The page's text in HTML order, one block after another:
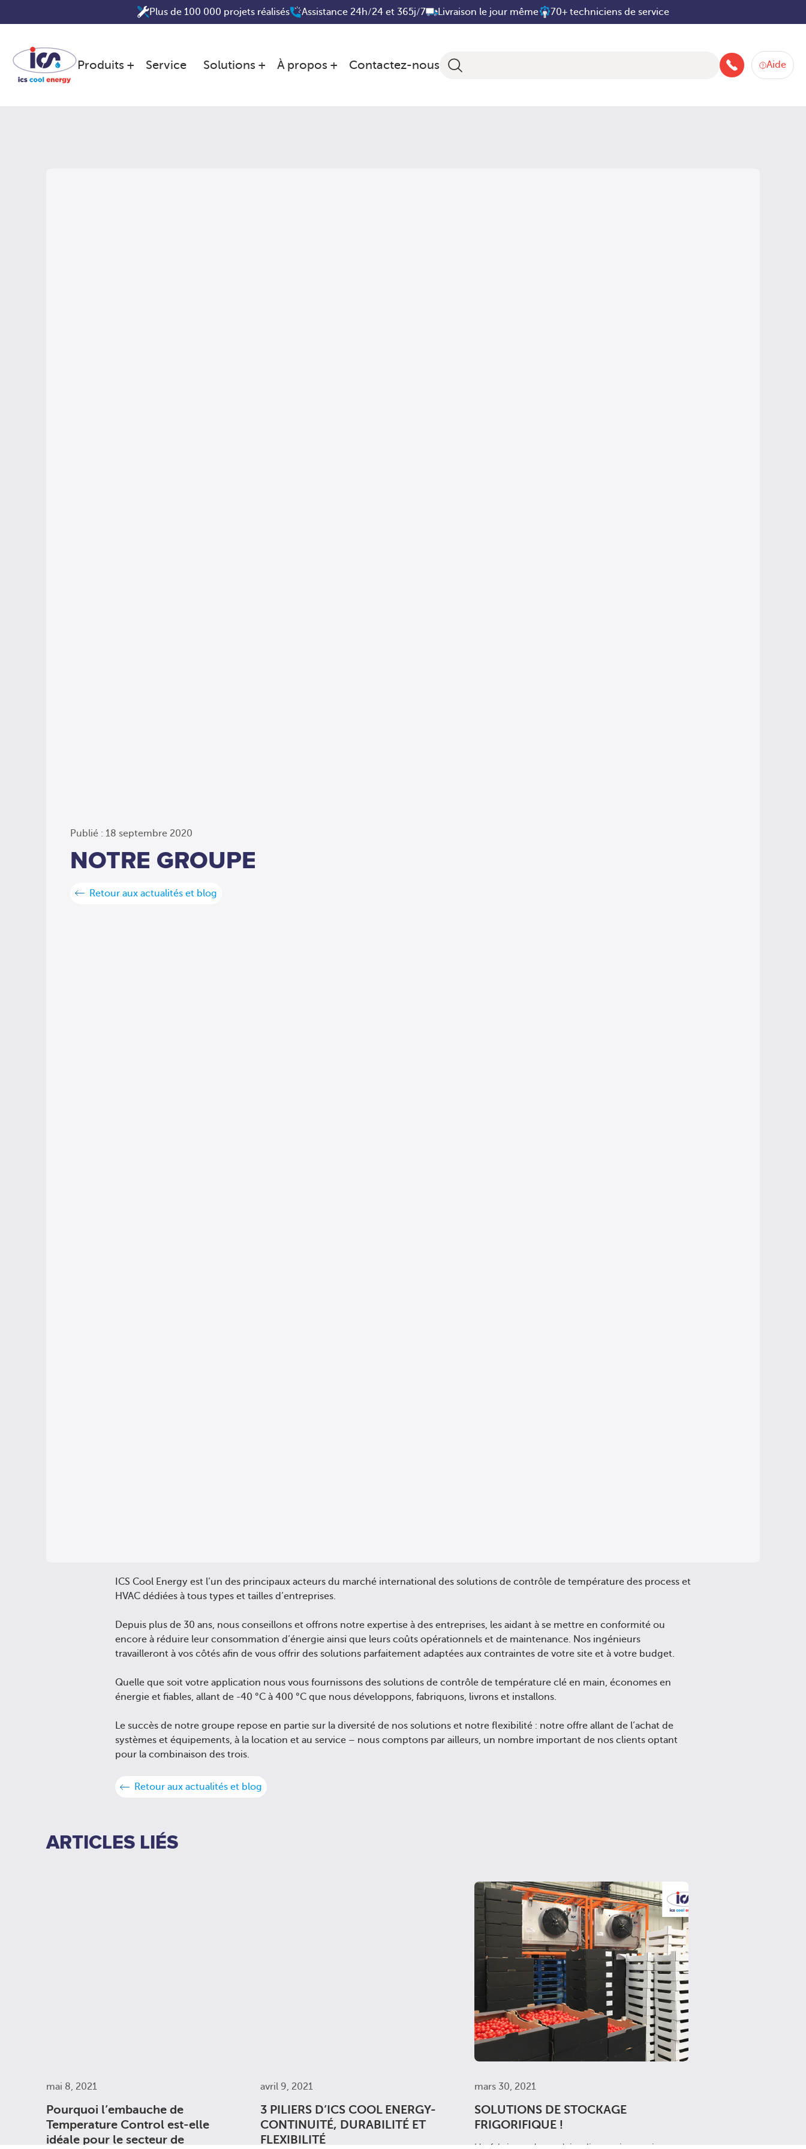
Plus de 100 000 projets réalisés Assistance 24h/24 et 365j/7 Livraison le jour même 70+ techniciens de service
Produits Service Solutions À propos Contactez-nous +33 160 66
Aide
Publié : 18 septembre 2020
NOTRE GROUPE
Retour aux actualités et blog
ICS Cool Energy est l’un des principaux acteurs du marché international des solutions de contrôle de température des process et
HVAC dédiées à tous types et tailles d’entreprises.
Depuis plus de 30 ans, nous conseillons et offrons notre expertise à des entreprises, les aidant à se mettre en conformité ou
encore à réduire leur consommation d’énergie ainsi que leurs coûts opérationnels et de maintenance. Nos ingénieurs
travailleront à vos côtés afin de vous offrir des solutions parfaitement adaptées aux contraintes de votre site et à votre budget.
Quelle que soit votre application nous vous fournissons des solutions de contrôle de température clé en main, économes en
énergie et fiables, allant de -40 °C à 400 °C que nous développons, fabriquons, livrons et installons.
Le succès de notre groupe repose en partie sur la diversité de nos solutions et notre flexibilité : notre offre allant de l’achat de
systèmes et équipements, à la location et au service – nous comptons par ailleurs, un nombre important de nos clients optant
pour la combinaison des trois.
Retour aux actualités et blog
ARTICLES LIÉS
mai 8, 2021
Pourquoi l’embauche de
Temperature Control est-elle
idéale pour le secteur de
avril 9, 2021
3 PILIERS D’ICS COOL ENERGY-
CONTINUITÉ, DURABILITÉ ET
FLEXIBILITÉ
mars 30, 2021
SOLUTIONS DE STOCKAGE
FRIGORIFIQUE !